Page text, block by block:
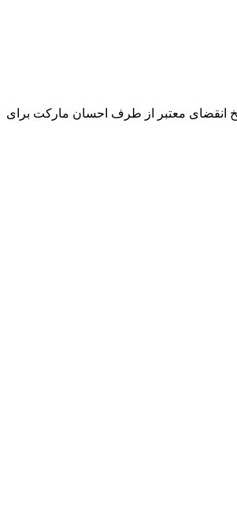
انقضای معتبر از طرف احسان مارکت برای